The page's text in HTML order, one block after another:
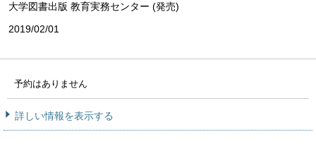
大学図書出版 教育実務センター (発売)
2019/02/01
予約はありません
詳しい情報を表示する